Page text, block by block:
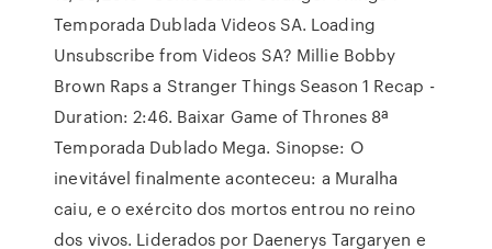
Temporada Dublada Videos SA. Loading
Unsubscribe from Videos SA? Millie Bobby
Brown Raps a Stranger Things Season 1 Recap -
Duration: 2:46. Baixar Game of Thrones 8ª
Temporada Dublado Mega. Sinopse: O
inevitável finalmente aconteceu: a Muralha
caiu, e o exército dos mortos entrou no reino
dos vivos. Liderados por Daenerys Targaryen e